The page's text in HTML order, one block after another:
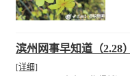
滨州网事早知道（2.28）
[详细]